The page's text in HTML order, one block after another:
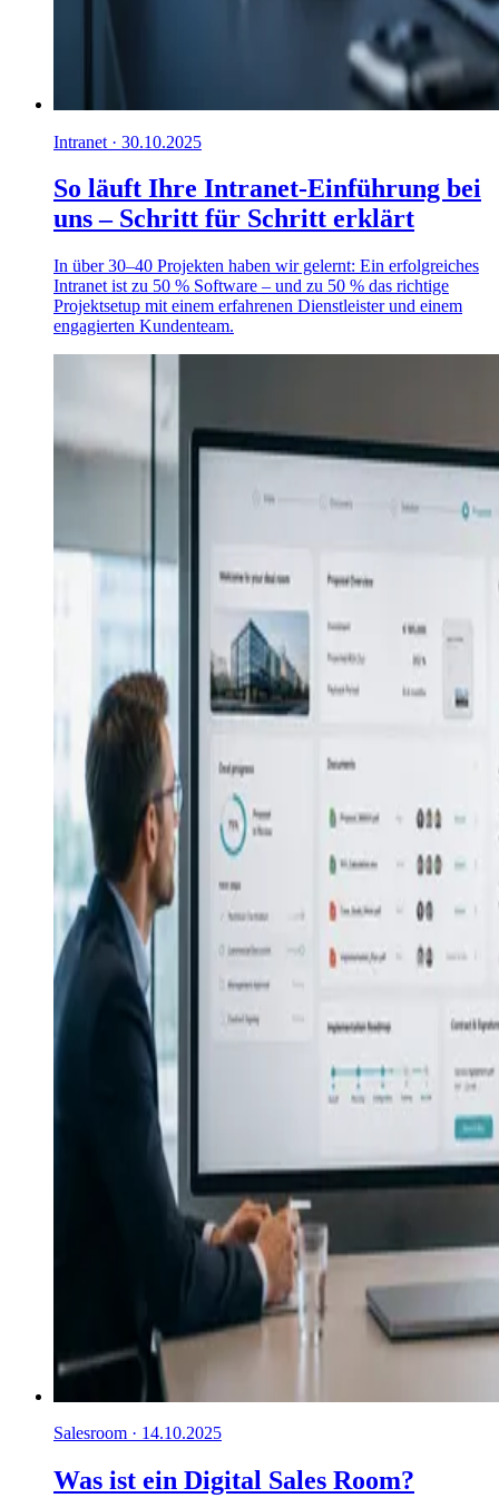
Intranet · 30.10.2025
So läuft Ihre Intranet-Einführung bei
uns – Schritt für Schritt erklärt
In über 30–40 Projekten haben wir gelernt: Ein erfolgreiches
Intranet ist zu 50 % Software – und zu 50 % das richtige
Projektsetup mit einem erfahrenen Dienstleister und einem
engagierten Kundenteam.
Salesroom · 14.10.2025
Was ist ein Digital Sales Room?